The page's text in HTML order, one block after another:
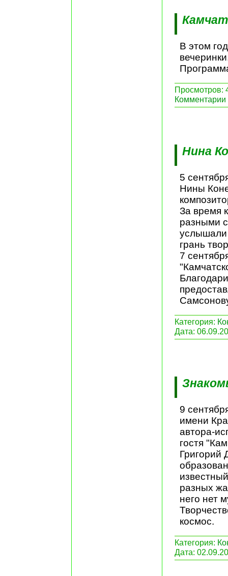
В этом
Просмотров:
Комментарии
Нина
5
Нины
За время
разными
услышали
грань
7
Категория:
Дата:
9
имени
автора-
гостя
Григорий
разных
него нет
космос.
Категория:
Дата: